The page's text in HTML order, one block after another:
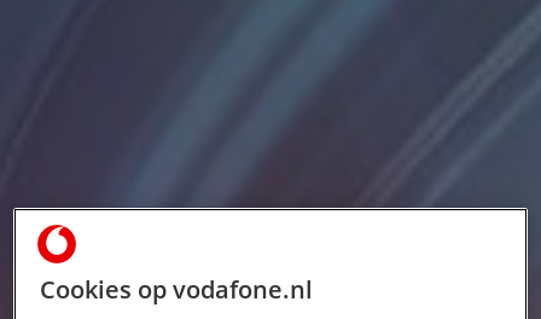
Cookies op vodafone.nl